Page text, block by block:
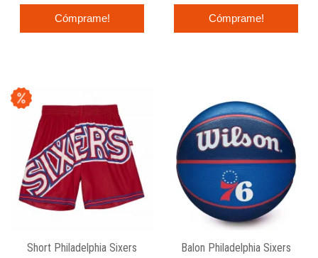
Cómprame! Cómprame!
Short Philadelphia Sixers
Balon Philadelphia Sixers